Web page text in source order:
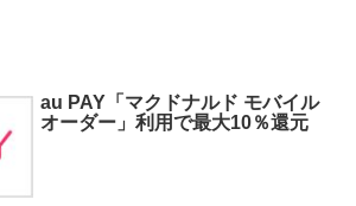
au PAY「マクドナルド モバイル
オーダー」利用で最大10％還元